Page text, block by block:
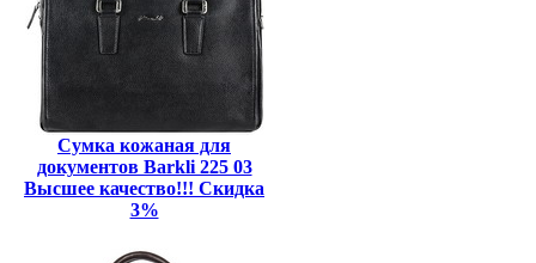
Сумка кожаная для
документов Barkli 225 03
Высшее качество!!! Скидка
3%